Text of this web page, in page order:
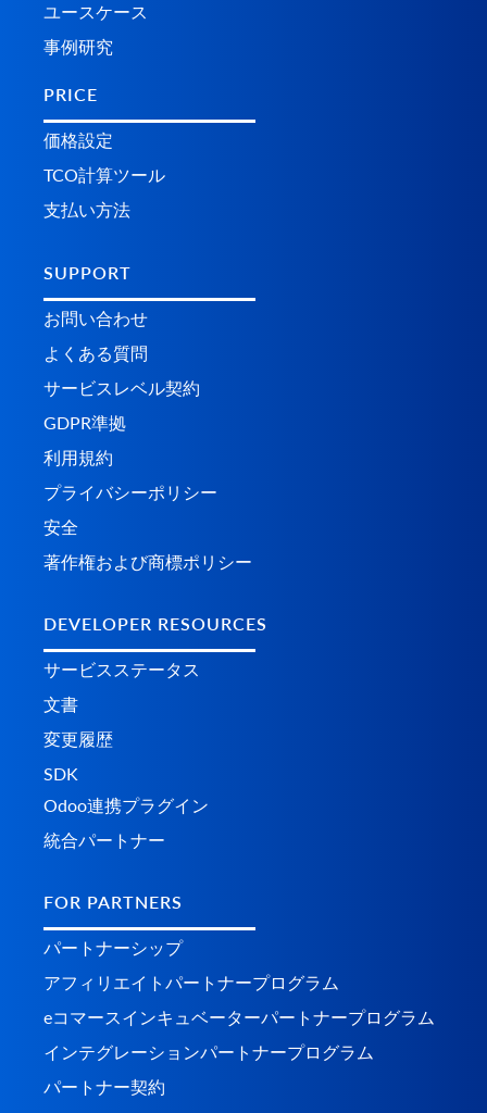
ユースケース
事例研究
PRICE
価格設定
TCO計算ツール
支払い方法
SUPPORT
お問い合わせ
よくある質問
サービスレベル契約
GDPR準拠
利用規約
プライバシーポリシー
安全
著作権および商標ポリシー
DEVELOPER RESOURCES
サービスステータス
文書
変更履歴
SDK
Odoo連携プラグイン
統合パートナー
FOR PARTNERS
パートナーシップ
アフィリエイトパートナープログラム
eコマースインキュベーターパートナープログラム
インテグレーションパートナープログラム
パートナー契約